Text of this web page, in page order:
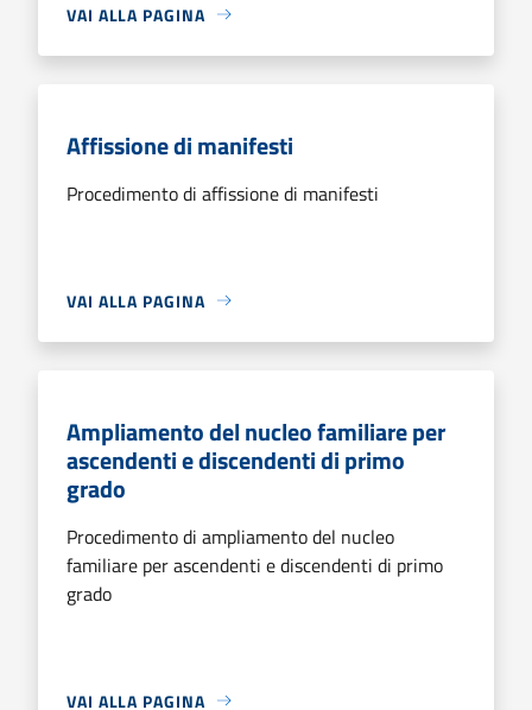
VAI ALLA PAGINA
Affissione di manifesti
Procedimento di affissione di manifesti
VAI ALLA PAGINA
Ampliamento del nucleo familiare per
ascendenti e discendenti di primo
grado
Procedimento di ampliamento del nucleo
familiare per ascendenti e discendenti di primo
grado
VAI ALLA PAGINA